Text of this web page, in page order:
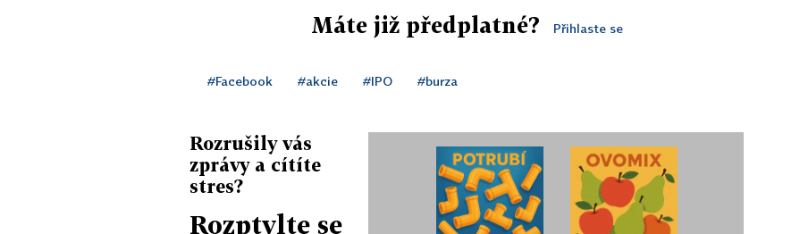
Máte již předplatné? Přihlaste se
#Facebook #akcie #IPO #burza
Rozrušily vás
zprávy a cítíte
stres?
Rozptylte se